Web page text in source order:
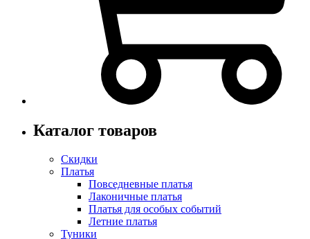
Каталог товаров
Скидки
Платья
Повседневные платья
Лаконичные платья
Платья для особых событий
Летние платья
Туники